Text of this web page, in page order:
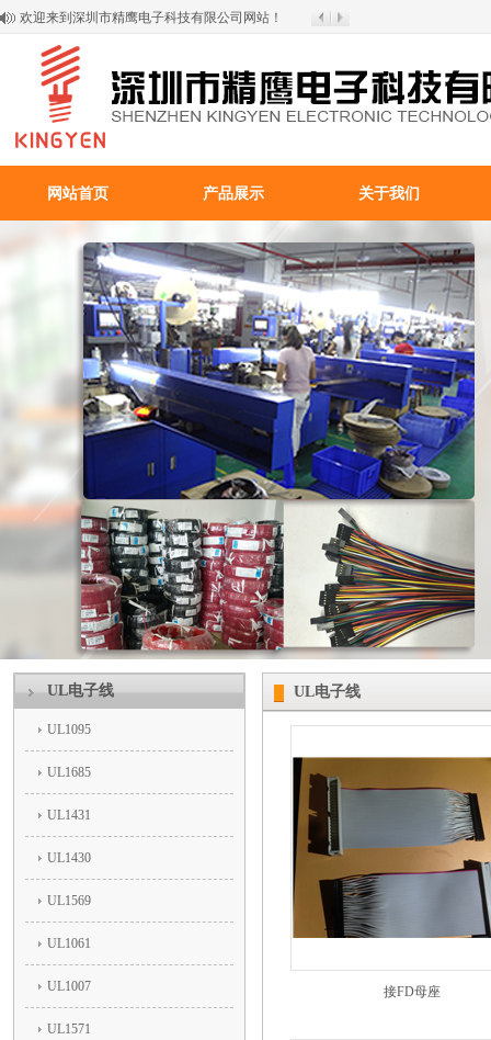
网站首页 产品展示 关于我们
百叶窗图片
UL电子线
UL1095
UL1685
UL1431
UL1430
UL1569
UL1061
UL1007
UL1571
UL电子线
接FD母座